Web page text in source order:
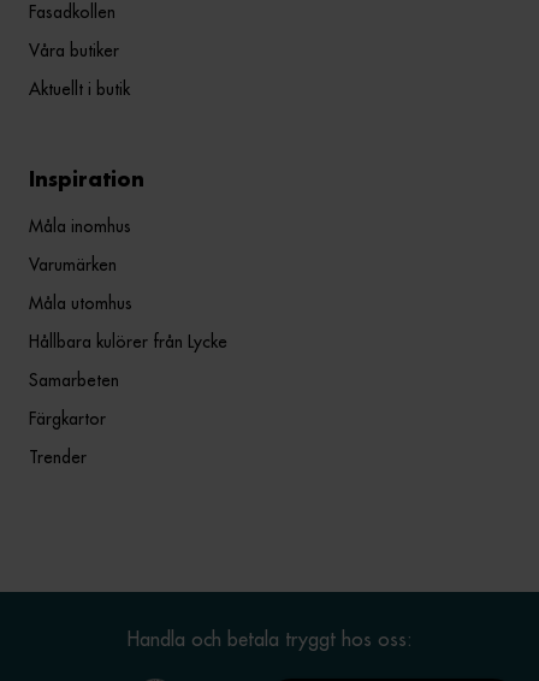
Fasadkollen
Våra butiker
Aktuellt i butik
Inspiration
Måla inomhus
Varumärken
Måla utomhus
Hållbara kulörer från Lycke
Samarbeten
Färgkartor
Trender
Handla och betala tryggt hos oss: